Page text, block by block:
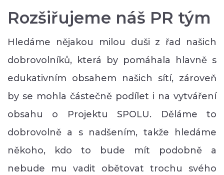
Rozšiřujeme náš PR tým
Hledáme nějakou milou duši z řad našich
dobrovolníků, která by pomáhala hlavně s
edukativním obsahem našich sítí, zároveň
by se mohla částečně podílet i na vytváření
obsahu o Projektu SPOLU. Děláme to
dobrovolně a s nadšením, takže hledáme
někoho, kdo to bude mít podobně a
nebude mu vadit obětovat trochu svého